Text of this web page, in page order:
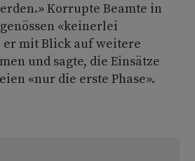
Korrupte Beamte in
«keinerlei
er mit Blick auf weitere
und sagte, die Einsätze
«nur die erste Phase».